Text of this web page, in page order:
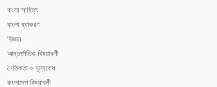
বাংলা সাহিত্য
বাংলা ব্যাকরণ
বিজ্ঞান
আন্তর্জাতিক বিষয়াবলী
নৈতিকতা ও মূল্যবোধ
বাংলাদেশ বিষয়াবলী